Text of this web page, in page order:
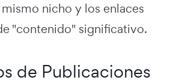
nicho y los enlaces
"contenido" significativo.
de Publicaciones